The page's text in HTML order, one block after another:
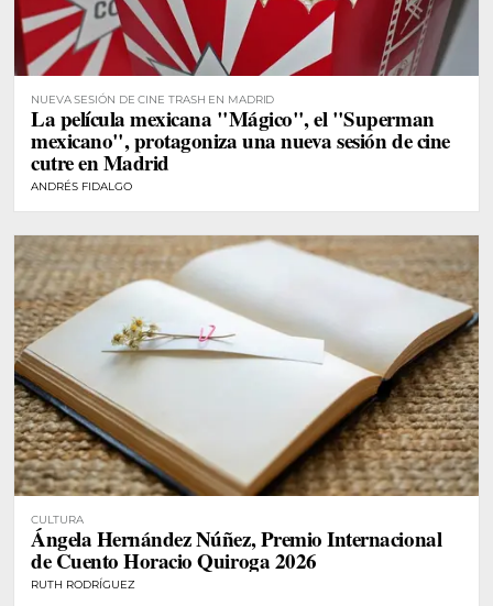
NUEVA SESIÓN DE CINE TRASH EN MADRID
La película mexicana "Mágico", el "Superman
mexicano", protagoniza una nueva sesión de cine
cutre en Madrid
ANDRÉS FIDALGO
CULTURA
Ángela Hernández Núñez, Premio Internacional
de Cuento Horacio Quiroga 2026
RUTH RODRÍGUEZ